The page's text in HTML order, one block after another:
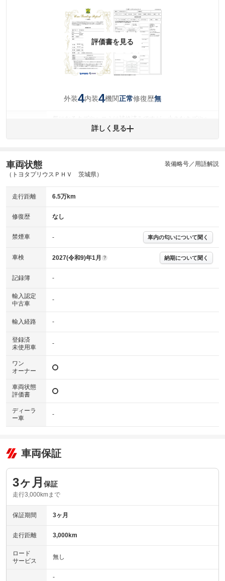
評価書を見る
外装4内装4機関正常修復歴無
コミが残っています。
(内装状態)
機関 主要機関に不具合はありません。
修復歴 詳細は鑑定書をご確認ください。
※グー鑑定は保証サービスではございません。購入時は必ず現車をご確認
※実際にお渡しするコンディションチェックシートにつきましては、形式
※グー鑑定の評価はあくまでも記載している鑑定日の鑑定結果となりま
す。車両情報等の詳細は各販売店へお問い合わせ下さい。
詳しく見る
車両状態
（トヨタプリウスＰＨＶ 茨城県）
装備略号／用語解説
走行距離 6.5万km
修復歴 なし
禁煙車 - 車内の匂いについて聞く
車検 2027(令和9)年1月 ? 納期について聞く
記録簿 -
輸入認定
中古車
-
輸入経路 -
登録済
未使用車
-
ワン
オーナー
車両状態
評価書
ディーラ
ー車
-
車両保証
3ヶ月 保証
走行3,000kmまで
保証期間 3ヶ月
走行距離 3,000km
ロード
サービス
無し
-